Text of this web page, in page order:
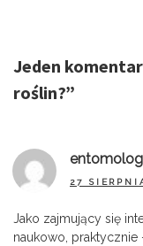
Jeden
roślin?”
entomolog
27
Jako zajmujący się
naukowo,